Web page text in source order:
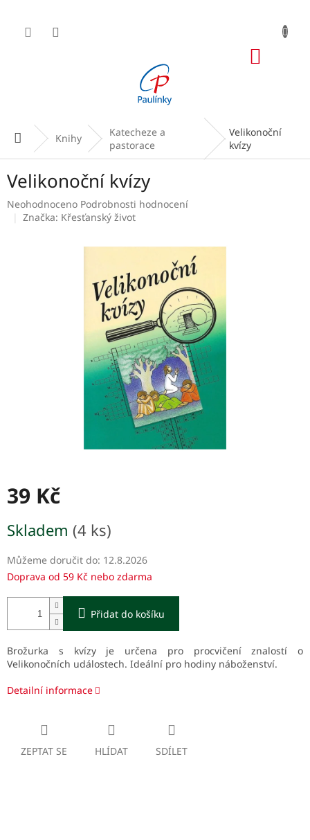
obsah
Domů Knihy
Katecheze a
pastorace
Velikonoční
kvízy
Velikonoční kvízy
Průměrné
hodnocení
Neohodnoceno Podrobnosti hodnocení
Značka: Křesťanský život
39 Kč
cena:
Skladem (4 ks)
Můžeme doručit do: 12.8.2026
Doprava od 59 Kč nebo zdarma
Přidat do košíku
Brožurka s kvízy je určena pro procvičení znalostí o
Velikonočních událostech. Ideální pro hodiny náboženství.
Detailní informace
ZEPTAT SE HLÍDAT SDÍLET